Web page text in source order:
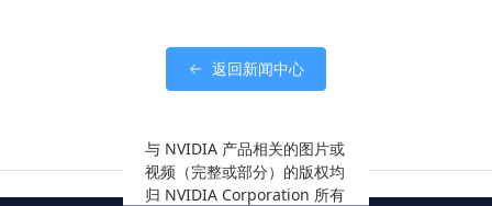
返回新闻中心
与 NVIDIA 产品相关的图片或
视频（完整或部分）的版权均
归 NVIDIA Corporation 所有